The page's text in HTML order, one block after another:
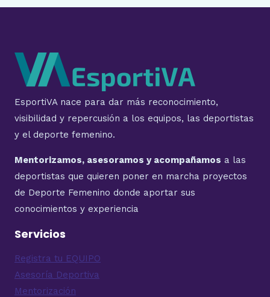
EsportiVA nace para dar más reconocimiento,
visibilidad y repercusión a los equipos, las deportistas
y el deporte femenino.
Mentorizamos, asesoramos y acompañamos a las
deportistas que quieren poner en marcha proyectos
de Deporte Femenino donde aportar sus
conocimientos y experiencia
Servicios
Registra tu EQUIPO
Asesoría Deportiva
Mentorización